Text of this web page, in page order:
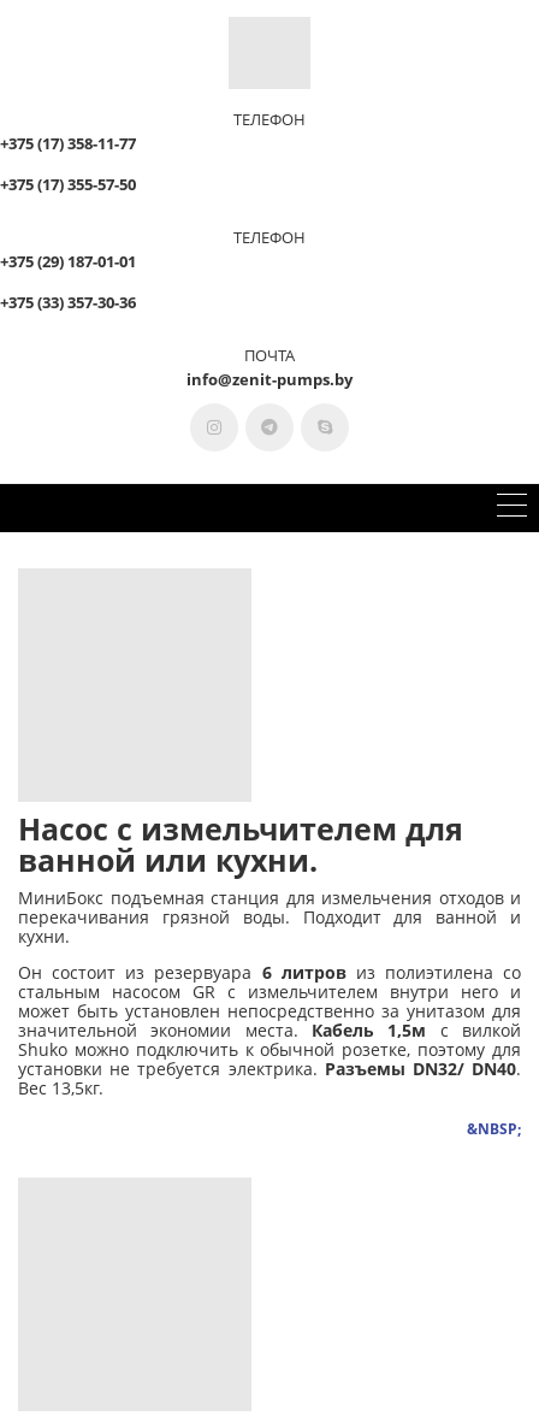
ТЕЛЕФОН
+375 (17) 358-11-77
+375 (17) 355-57-50
ТЕЛЕФОН
+375 (29) 187-01-01
+375 (33) 357-30-36
ПОЧТА
info@zenit-pumps.by
Насос с измельчителем для
ванной или кухни.
МиниБокс подъемная станция для измельчения отходов и
перекачивания грязной воды. Подходит для ванной и
кухни.
Он состоит из резервуара 6 литровиз полиэтилена со
стальным насосом GR с измельчителем внутри него и
может быть установлен непосредственно за унитазом для
значительной экономии места. Кабель 1,5м с вилкой
Shuko можно подключить к обычной розетке, поэтому для
установки не требуется электрика. Разъемы DN32/ DN40.
Вес 13,5кг.
&NBSP;